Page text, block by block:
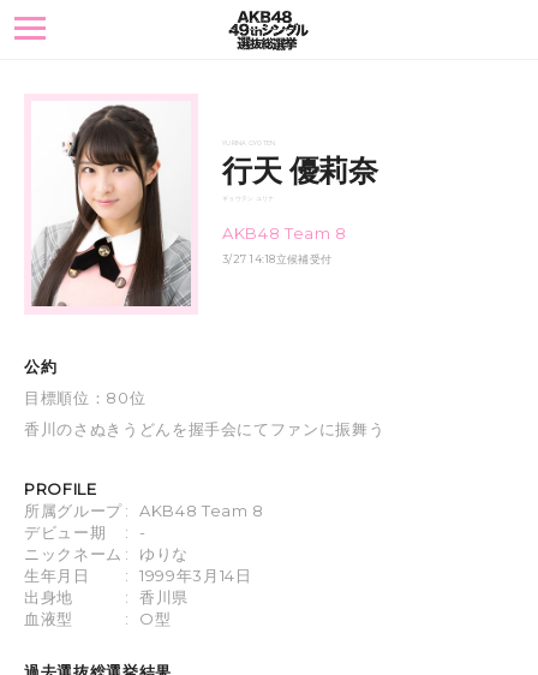
toggle
navigation
YURINA GYOTEN
行天 優莉奈
ギョウテン ユリナ
AKB48 Team 8
3/27 14:18立候補受付
公約
目標順位：80位
香川のさぬきうどんを握手会にてファンに振舞う
PROFILE
所属グループ:
AKB48 Team 8
デビュー期
:
-
ニックネーム :
ゆりな
生年月日
:
1999年3月14日
出身地
:
香川県
血液型
: O型